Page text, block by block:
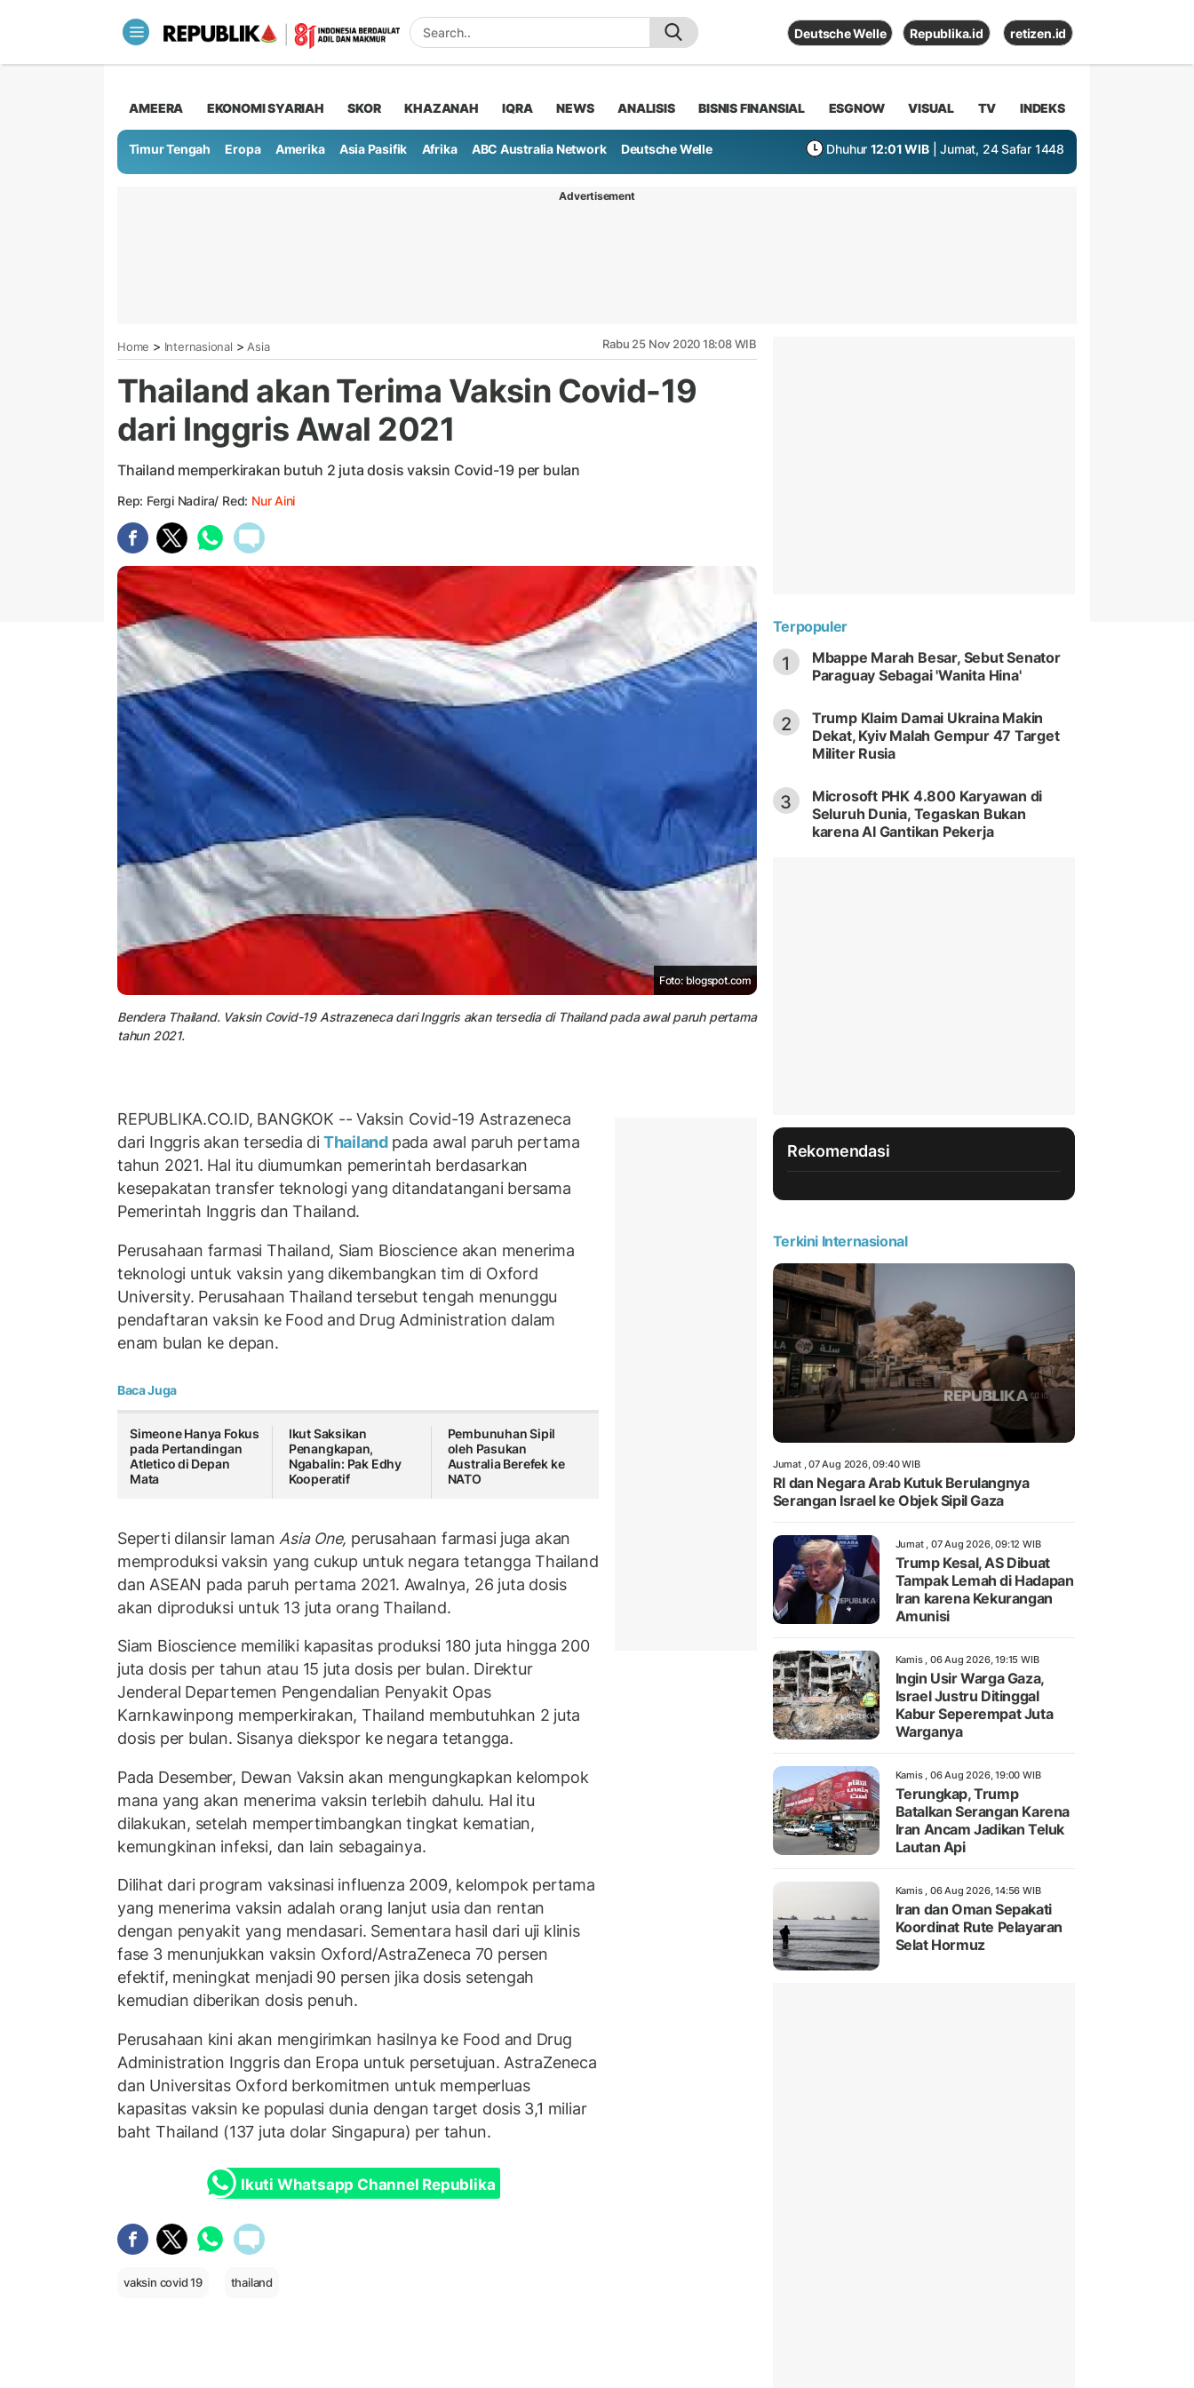
Deutsche Welle Republika.id retizen.id
AMEERA EKONOMI SYARIAH SKOR KHAZANAH IQRA NEWS ANALISIS BISNIS FINANSIAL ESGNOW VISUAL TV INDEKS
Timur Tengah Eropa Amerika Asia Pasifik Afrika ABC Australia Network Deutsche Welle Dhuhur 12:01 WIB | Jumat, 24 Safar 1448
Advertisement
Home > Internasional > Asia Rabu 25 Nov 2020 18:08 WIB
Thailand akan Terima Vaksin Covid-19
dari Inggris Awal 2021
Thailand memperkirakan butuh 2 juta dosis vaksin Covid-19 per bulan
Rep: Fergi Nadira/ Red: Nur Aini
Foto: blogspot.com
Bendera Thailand. Vaksin Covid-19 Astrazeneca dari Inggris akan tersedia di Thailand pada awal paruh pertama
tahun 2021.
REPUBLIKA.CO.ID, BANGKOK -- Vaksin Covid-19 Astrazeneca
dari Inggris akan tersedia diThailand pada awal paruh pertama
tahun 2021. Hal itu diumumkan pemerintah berdasarkan
kesepakatan transfer teknologi yang ditandatangani bersama
Pemerintah Inggris dan Thailand.
Perusahaan farmasi Thailand, Siam Bioscience akan menerima
teknologi untuk vaksin yang dikembangkan tim di Oxford
University. Perusahaan Thailand tersebut tengah menunggu
pendaftaran vaksin ke Food and Drug Administration dalam
enam bulan ke depan.
Baca Juga
Simeone Hanya Fokus
pada Pertandingan
Atletico di Depan
Mata
Ikut Saksikan
Penangkapan,
Ngabalin: Pak Edhy
Kooperatif
Pembunuhan Sipil
oleh Pasukan
Australia Berefek ke
NATO
Seperti dilansir laman Asia One, perusahaan farmasi juga akan
memproduksi vaksin yang cukup untuk negara tetangga Thailand
dan ASEAN pada paruh pertama 2021. Awalnya, 26 juta dosis
akan diproduksi untuk 13 juta orang Thailand.
Siam Bioscience memiliki kapasitas produksi 180 juta hingga 200
juta dosis per tahun atau 15 juta dosis per bulan. Direktur
Jenderal Departemen Pengendalian Penyakit Opas
Karnkawinpong memperkirakan, Thailand membutuhkan 2 juta
dosis per bulan. Sisanya diekspor ke negara tetangga.
Pada Desember, Dewan Vaksin akan mengungkapkan kelompok
mana yang akan menerima vaksin terlebih dahulu. Hal itu
dilakukan, setelah mempertimbangkan tingkat kematian,
kemungkinan infeksi, dan lain sebagainya.
Dilihat dari program vaksinasi influenza 2009, kelompok pertama
yang menerima vaksin adalah orang lanjut usia dan rentan
dengan penyakit yang mendasari. Sementara hasil dari uji klinis
fase 3 menunjukkan vaksin Oxford/AstraZeneca 70 persen
efektif, meningkat menjadi 90 persen jika dosis setengah
kemudian diberikan dosis penuh.
Perusahaan kini akan mengirimkan hasilnya ke Food and Drug
Administration Inggris dan Eropa untuk persetujuan. AstraZeneca
dan Universitas Oxford berkomitmen untuk memperluas
kapasitas vaksin ke populasi dunia dengan target dosis 3,1 miliar
baht Thailand (137 juta dolar Singapura) per tahun.
Ikuti Whatsapp Channel Republika
vaksin covid 19 thailand
Terpopuler
1
Mbappe Marah Besar, Sebut Senator
Paraguay Sebagai 'Wanita Hina'
2
Trump Klaim Damai Ukraina Makin
Dekat, Kyiv Malah Gempur 47 Target
Militer Rusia
3
Microsoft PHK 4.800 Karyawan di
Seluruh Dunia, Tegaskan Bukan
karena AI Gantikan Pekerja
Rekomendasi
Terkini Internasional
Jumat , 07 Aug 2026, 09:40 WIB
RI dan Negara Arab Kutuk Berulangnya
Serangan Israel ke Objek Sipil Gaza
Jumat , 07 Aug 2026, 09:12 WIB
Trump Kesal, AS Dibuat
Tampak Lemah di Hadapan
Iran karena Kekurangan
Amunisi
Kamis , 06 Aug 2026, 19:15 WIB
Ingin Usir Warga Gaza,
Israel Justru Ditinggal
Kabur Seperempat Juta
Warganya
Kamis , 06 Aug 2026, 19:00 WIB
Terungkap, Trump
Batalkan Serangan Karena
Iran Ancam Jadikan Teluk
Lautan Api
Kamis , 06 Aug 2026, 14:56 WIB
Iran dan Oman Sepakati
Koordinat Rute Pelayaran
Selat Hormuz